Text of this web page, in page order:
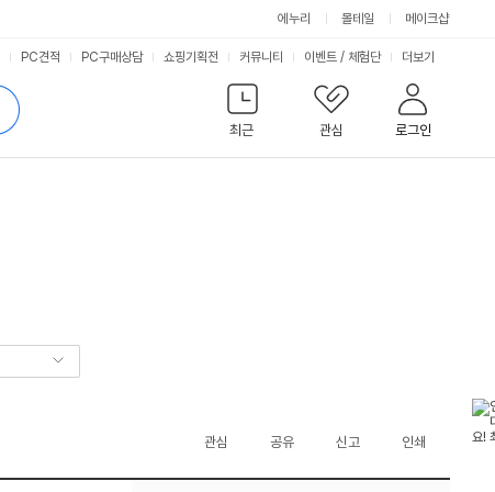
에누리 몰테일
메이크샵
최근
관심 로그인
PC견적 PC구매상담 쇼핑기획전 커뮤니티 이벤트 / 체험단 서
비
스
더보기
관심 공유 신고 인쇄